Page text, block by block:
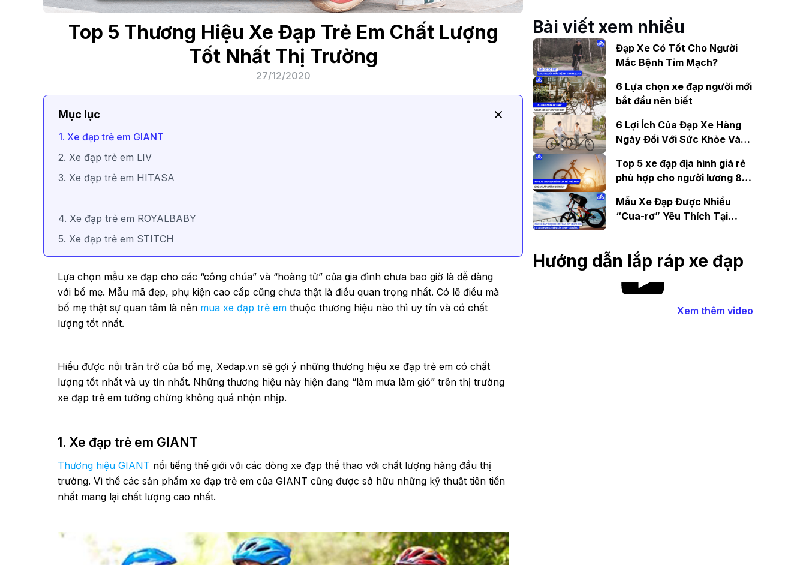
Top 5 Thương Hiệu Xe Đạp Trẻ Em Chất Lượng
Tốt Nhất Thị Trường
27/12/2020
Mục lục
1. Xe đạp trẻ em GIANT
2. Xe đạp trẻ em LIV
3. Xe đạp trẻ em HITASA
4. Xe đạp trẻ em ROYALBABY
5. Xe đạp trẻ em STITCH
Lựa chọn mẫu xe đạp cho các “công chúa” và “hoàng tử” của gia đình chưa bao giờ là dễ dàng
với bố mẹ. Mẫu mã đẹp, phụ kiện cao cấp cũng chưa thật là điều quan trọng nhất. Có lẽ điều mà
bố mẹ thật sự quan tâm là nên mua xe đạp trẻ em thuộc thương hiệu nào thì uy tín và có chất
lượng tốt nhất.
Hiểu được nỗi trăn trở của bố mẹ, Xedap.vn sẽ gợi ý những thương hiệu xe đạp trẻ em có chất
lượng tốt nhất và uy tín nhất. Những thương hiệu này hiện đang “làm mưa làm gió” trên thị trường
xe đạp trẻ em tưởng chừng không quá nhộn nhịp.
1. Xe đạp trẻ em GIANT
Thương hiệu GIANT nổi tiếng thế giới với các dòng xe đạp thể thao với chất lượng hàng đầu thị
trường. Vì thế các sản phẩm xe đạp trẻ em của GIANT cũng được sở hữu những kỹ thuật tiên tiến
nhất mang lại chất lượng cao nhất.
Bài viết xem nhiều
Đạp Xe Có Tốt Cho Người
Mắc Bệnh Tim Mạch?
6 Lựa chọn xe đạp người mới
bắt đầu nên biết
6 Lợi Ích Của Đạp Xe Hàng
Ngày Đối Với Sức Khỏe Và
Top 5 xe đạp địa hình giá rẻ
phù hợp cho người lương 8
Mẫu Xe Đạp Được Nhiều
“Cua-rơ” Yêu Thích Tại
Hướng dẫn lắp ráp xe đạp
Xem thêm video